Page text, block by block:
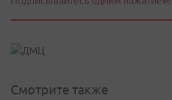
Смотрите также